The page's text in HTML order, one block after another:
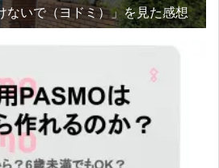
ないで（ヨドミ）」を見た感想